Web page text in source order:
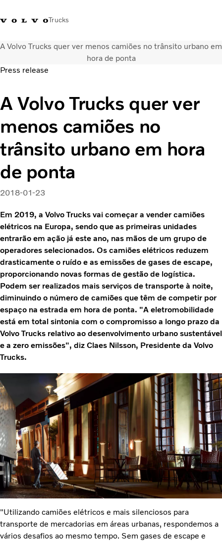
Trucks
+351 226 150
Volvo Trucks
Merchandising
Nors Trucks and Buses Portugal
Camiões
Serviços
Localizador de concessionários
Notícias
Sobre Nós
Contacto
Campanhas
A Volvo Trucks quer ver menos camiões no trânsito urbano em
hora de ponta
Press release
A Volvo Trucks quer ver
menos camiões no
trânsito urbano em hora
de ponta
2018-01-23
Em 2019, a Volvo Trucks vai começar a vender camiões
elétricos na Europa, sendo que as primeiras unidades
entrarão em ação já este ano, nas mãos de um grupo de
operadores selecionados. Os camiões elétricos reduzem
drasticamente o ruído e as emissões de gases de escape,
proporcionando novas formas de gestão de logística.
Podem ser realizados mais serviços de transporte à noite,
diminuindo o número de camiões que têm de competir por
espaço na estrada em hora de ponta. "A eletromobilidade
está em total sintonia com o compromisso a longo prazo da
Volvo Trucks relativo ao desenvolvimento urbano sustentável
e a zero emissões", diz Claes Nilsson, Presidente da Volvo
Trucks.
"Utilizando camiões elétricos e mais silenciosos para
transporte de mercadorias em áreas urbanas, respondemos a
vários desafios ao mesmo tempo. Sem gases de escape e